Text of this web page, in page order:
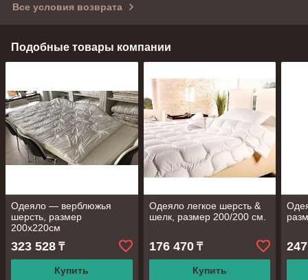
Все условия возврата
Подобные товары компании
Одеяло — верблюжья
шерсть, размер
200х220см
323 528 ₸
Купить
Одеяло легкое шерсть &
шелк, размер 200/200 см.
176 470₸
Купить